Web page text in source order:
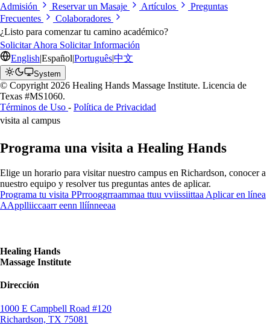
Admisión
Reservar un Masaje Artículos
Preguntas
Frecuentes
Colaboradores
¿Listo para comenzar tu camino académico?
Solicitar Ahora Solicitar Información
English|Español|Português|中文
System
© Copyright 2026 Healing Hands Massage Institute. Licencia de
Texas #MS1060.
Términos de Uso - Política de Privacidad
visita al campus
Programa una visita a Healing Hands
Elige un horario para visitar nuestro campus en Richardson, conocer a
nuestro equipo y resolver tus preguntas antes de aplicar.
Programa tu visita PPrrooggrraammaa ttuu vviissiittaa Aplicar en línea
AApplliiccaarr eenn llíínneeaa
Healing Hands
Massage Institute
Dirección
1000 E Campbell Road #120
Richardson, TX 75081